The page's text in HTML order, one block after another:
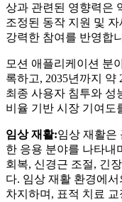
상과 관련된 영향력은
조정된 동작 지원 및
강력한 참여를 반영합
모션 애플리케이션 분
록하고, 2035년까지 약
최종 사용자 침투와 성
비율 기반 시장 기여도
임상 재활:임상 재활은
한 응용 분야를 나타내
회복, 신경근 조절, 긴
다. 임상 재활 환경에
차지하며, 표적 치료